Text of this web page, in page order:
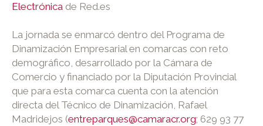
Electrónica de Red.es
La jornada se enmarcó dentro del Programa de
Dinamización Empresarial en comarcas con reto
demográfico, desarrollado por la Cámara de
Comercio y financiado por la Diputación Provincial
que para esta comarca cuenta con la atención
directa del Técnico de Dinamización, Rafael
Madridejos (entreparques@camaracr.org; 629 93 77